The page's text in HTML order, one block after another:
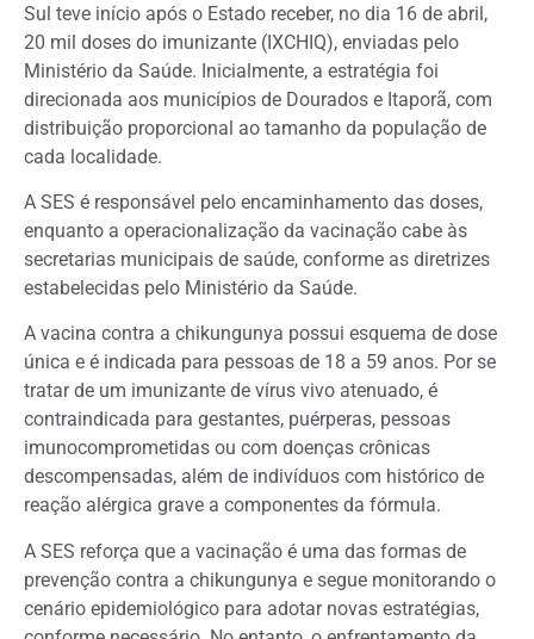
Sul teve início após o Estado receber, no dia 16 de abril,
20 mil doses do imunizante (IXCHIQ), enviadas pelo
Ministério da Saúde. Inicialmente, a estratégia foi
direcionada aos municípios de Dourados e Itaporã, com
distribuição proporcional ao tamanho da população de
cada localidade.
A SES é responsável pelo encaminhamento das doses,
enquanto a operacionalização da vacinação cabe às
secretarias municipais de saúde, conforme as diretrizes
estabelecidas pelo Ministério da Saúde.
A vacina contra a chikungunya possui esquema de dose
única e é indicada para pessoas de 18 a 59 anos. Por se
tratar de um imunizante de vírus vivo atenuado, é
contraindicada para gestantes, puérperas, pessoas
imunocomprometidas ou com doenças crônicas
descompensadas, além de indivíduos com histórico de
reação alérgica grave a componentes da fórmula.
A SES reforça que a vacinação é uma das formas de
prevenção contra a chikungunya e segue monitorando o
cenário epidemiológico para adotar novas estratégias,